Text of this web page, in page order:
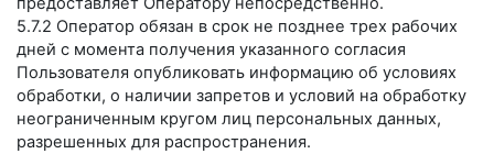
5.7.2 Оператор обязан в срок не позднее трех рабочих
дней с момента получения указанного согласия
Пользователя опубликовать информацию об условиях
обработки, о наличии запретов и условий на обработку
неограниченным кругом лиц персональных данных,
разрешенных для распространения.